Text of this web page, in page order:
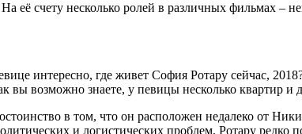
её счету несколько ролей в различных фильмах –
интересно, где живет София Ротару сейчас,
возможно знаете, у певицы несколько квартир и
в том, что он расположен недалеко от
и логистических проблем, Ротару